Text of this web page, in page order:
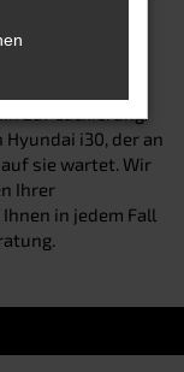
Bei uns
von der
zur Lackierung.
i30, der an
sie wartet. Wir
Ihrer
in jedem Fall